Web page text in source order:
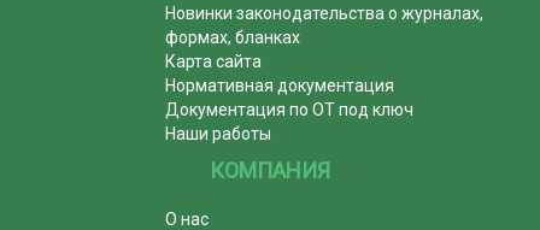
Новинки законодательства о журналах,
формах, бланках
Карта сайта
Нормативная документация
Документация по ОТ под ключ
Наши работы
КОМПАНИЯ
О нас